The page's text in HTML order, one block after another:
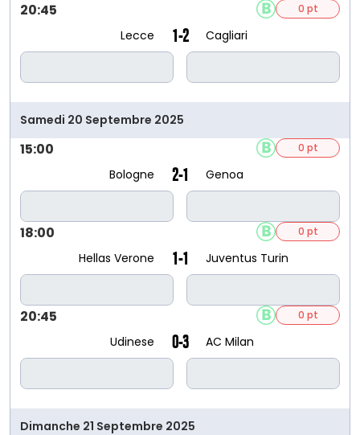
20:45
Lecce Cagliari
1-2
0 pt
Samedi 20 Septembre 2025
15:00
Bologne Genoa
2-1
0 pt
18:00
Hellas Verone Juventus Turin
1-1
0 pt
20:45
Udinese AC Milan
0-3
0 pt
Dimanche 21 Septembre 2025